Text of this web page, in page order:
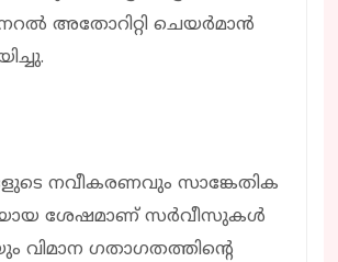
അതോറിറ്റി ചെയര്‍മാന്‍
നവീകരണവും സാങ്കേതിക
ശേഷമാണ് സര്‍വീസുകള്‍
വിമാന ഗതാഗതത്തിന്റെ